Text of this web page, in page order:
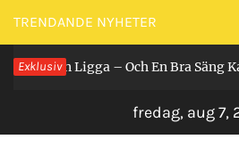
Hoppa
till
innehåll
TRENDANDE NYHETER
Exklusiv
Man Ligga – Och En Bra Säng Kan
fredag, aug 7,